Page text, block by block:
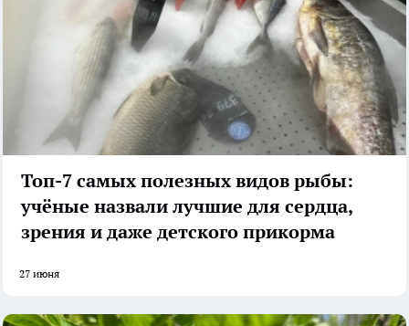
Топ-7 самых полезных видов рыбы:
учёные назвали лучшие для сердца,
зрения и даже детского прикорма
27 июня